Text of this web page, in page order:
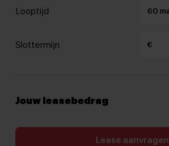
Looptijd
Slottermijn €
Jouw leasebedrag
Lease aanvragen